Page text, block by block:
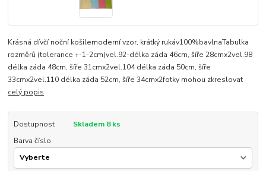
Krásná dívčí noční košilemoderní vzor, krátký rukáv100%bavlnaTabulka
rozměrů (tolerance +-1-2cm)vel.92-délka záda 46cm, šíře 28cmx2vel.98
délka záda 48cm, šíře 31cmx2vel.104 délka záda 50cm, šíře
33cmx2vel.110 délka záda 52cm, šíře 34cmx2fotky mohou zkreslovat
celý popis
Dostupnost
Skladem 8 ks
Barva číslo